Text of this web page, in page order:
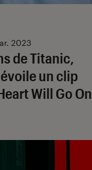
deTitanic,
un clip
Will Go On
2023